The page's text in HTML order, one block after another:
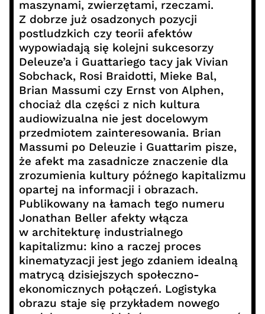
maszynami, zwierzętami, rzeczami.
Z dobrze już osadzonych pozycji
postludzkich czy teorii afektów
wypowiadają się kolejni sukcesorzy
Deleuze’a i Guattariego tacy jak Vivian
Sobchack, Rosi Braidotti, Mieke Bal,
Brian Massumi czy Ernst von Alphen,
chociaż dla części z nich kultura
audiowizualna nie jest docelowym
przedmiotem zainteresowania. Brian
Massumi po Deleuzie i Guattarim pisze,
że afekt ma zasadnicze znaczenie dla
zrozumienia kultury późnego kapitalizmu
opartej na informacji i obrazach.
Publikowany na łamach tego numeru
Jonathan Beller afekty włącza
w architekturę industrialnego
kapitalizmu: kino a raczej proces
kinematyzacji jest jego zdaniem idealną
matrycą dzisiejszych społeczno-
ekonomicznych połączeń. Logistyka
obrazu staje się przykładem nowego